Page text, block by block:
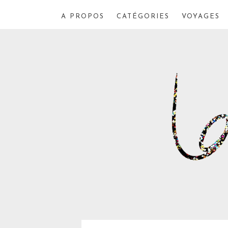
A PROPOS CATÉGORIES VOYAGES